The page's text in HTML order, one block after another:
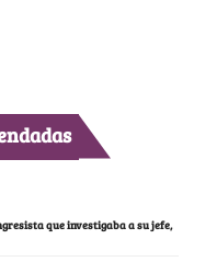
que investigaba a su jefe,